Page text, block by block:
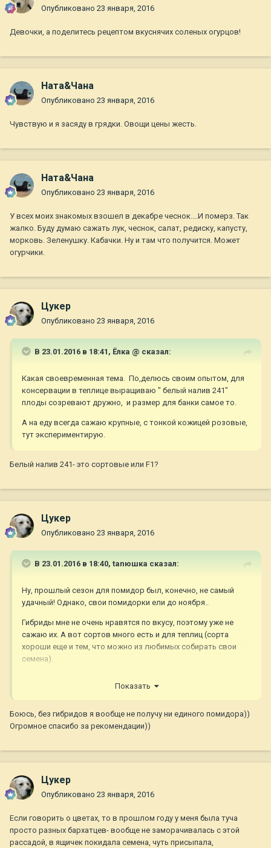
Опубликовано 23 января, 2016
Девочки, а поделитесь рецептом вкуснячих соленых огурцов!
Ната&Чана
Опубликовано 23 января, 2016
Чувствую и я засяду в грядки. Овощи цены жесть.
Ната&Чана
Опубликовано 23 января, 2016
У всех моих знакомых взошел в декабре чеснок....И померз. Так
жалко. Буду думаю сажать лук, чеснок, салат, редиску, капусту,
морковь. Зеленушку. Кабачки. Ну и там что получится. Может
огурчики.
Цукер
Опубликовано 23 января, 2016
В 23.01.2016 в 18:41, Ёлка @ сказал:
Какая своевременная тема. По,делюсь своим опытом, для
консервации в теплице выращиваю " белый налив 241"
плоды созревают дружно, и размер для банки самое то.
А на еду всегда сажаю крупные, с тонкой кожицей розовые,
тут экспериментирую.
Белый налив 241- это сортовые или F1?
Цукер
Опубликовано 23 января, 2016
В 23.01.2016 в 18:40, tanюшка сказал:
Ну, прошлый сезон для помидор был, конечно, не самый
удачный! Однако, свои помидорки ели до ноября..
Гибриды мне не очень нравятся по вкусу, поэтому уже не
сажаю их. А вот сортов много есть и для теплиц (сорта
хороши еще и тем, что можно из любимых собирать свои
семена).
сорта, они как правило среднеспелого срока созревания и
сверхраннего срока созревания. Есть и сорта для
консервации, и экзотические сорта.
проблематично найти где-либо) К тому же многие сорта из
ассортимента являются фаворитами на различных дачных
http://domashniypomidor.ru/index.php?
route=product/category&path=33
Показать
Боюсь, без гибридов я вообще не получу ни единого помидора))
Огромное спасибо за рекомендации))
Цукер
Опубликовано 23 января, 2016
Если говорить о цветах, то в прошлом году у меня была туча
просто разных бархатцев- вообще не заморачивалась с этой
рассадой, в ящичек покидала семена, чуть присыпала,